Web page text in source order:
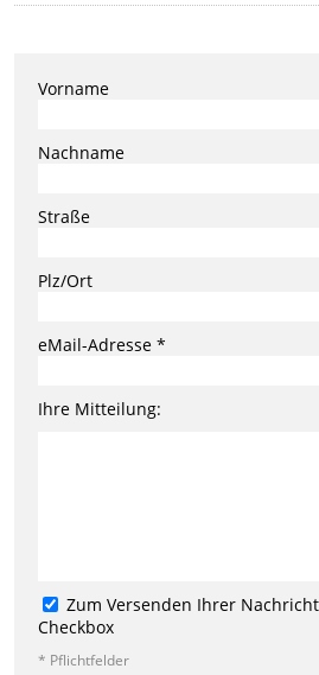
Vorname
Nachname
Straße
Plz/Ort
eMail-Adresse *
Ihre Mitteilung:
Zum Versenden Ihrer
Checkbox
* Pflichtfelder